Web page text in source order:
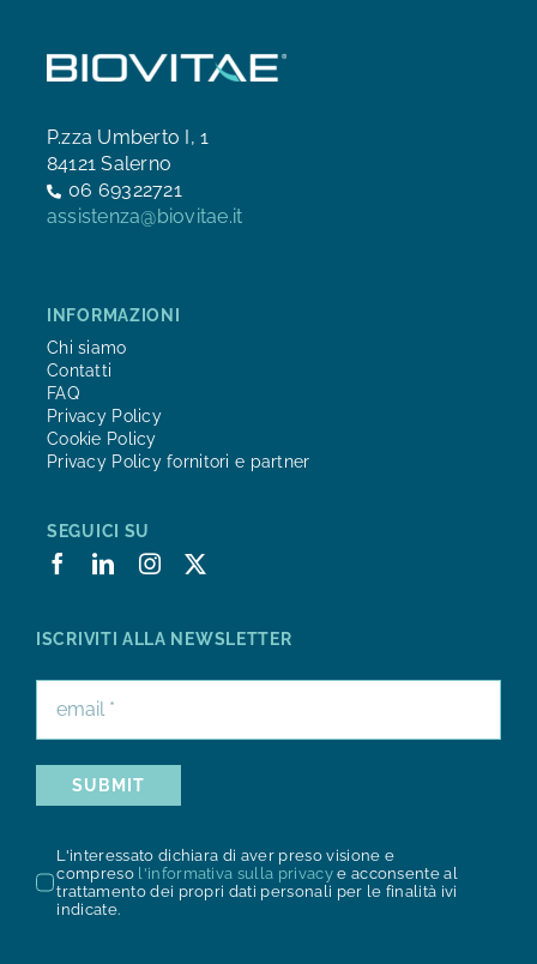
P.zza Umberto I, 1
84121 Salerno
06 69322721
assistenza@biovitae.it
INFORMAZIONI
Chi siamo
Contatti
FAQ
Privacy Policy
Cookie Policy
Privacy Policy fornitori e partner
SEGUICI SU
ISCRIVITI ALLA NEWSLETTER
SUBMIT
L'interessato dichiara di aver preso visione e
compreso l'informativa sulla privacye acconsente al
trattamento dei propri dati personali per le finalità ivi
indicate.